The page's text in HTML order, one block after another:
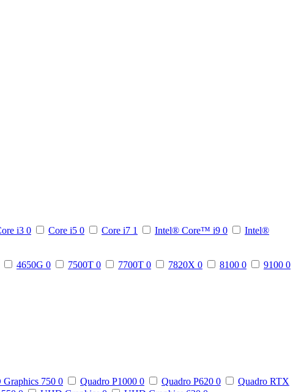
i3 0 Core i5 0 Core i7 1 Intel® Core™ i9 0
Intel®
4650G 0 7500T 0 7700T 0 7820X 0 8100 0 9100 0
750 0 Quadro P1000 0 Quadro P620 0
Quadro RTX